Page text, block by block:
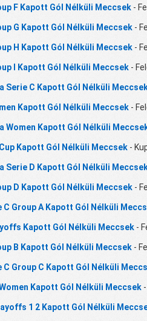
F Kapott Gól Nélküli Meccsek -
G Kapott Gól Nélküli Meccsek -
H Kapott Gól Nélküli Meccsek -
I Kapott Gól Nélküli Meccsek -
Serie C Kapott Gól Nélküli
Kapott Gól Nélküli Meccsek -
Women Kapott Gól Nélküli
Kapott Gól Nélküli Meccsek -
Serie D Kapott Gól Nélküli
D Kapott Gól Nélküli Meccsek -
C Group A Kapott Gól Nélküli
Kapott Gól Nélküli Meccsek -
B Kapott Gól Nélküli Meccsek -
C Group C Kapott Gól Nélküli
Kapott Gól Nélküli Meccsek
1 2 Kapott Gól Nélküli